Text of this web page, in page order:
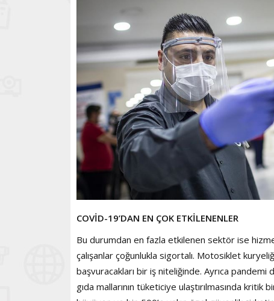
COVİD-19’DAN EN ÇOK ETKİLENENLER
Bu durumdan en fazla etkilenen sektör ise
çalışanlar çoğunlukla sigortalı. Motosiklet
başvuracakları bir iş niteliğinde. Ayrıca
gıda mallarının tüketiciye ulaştırılmasında